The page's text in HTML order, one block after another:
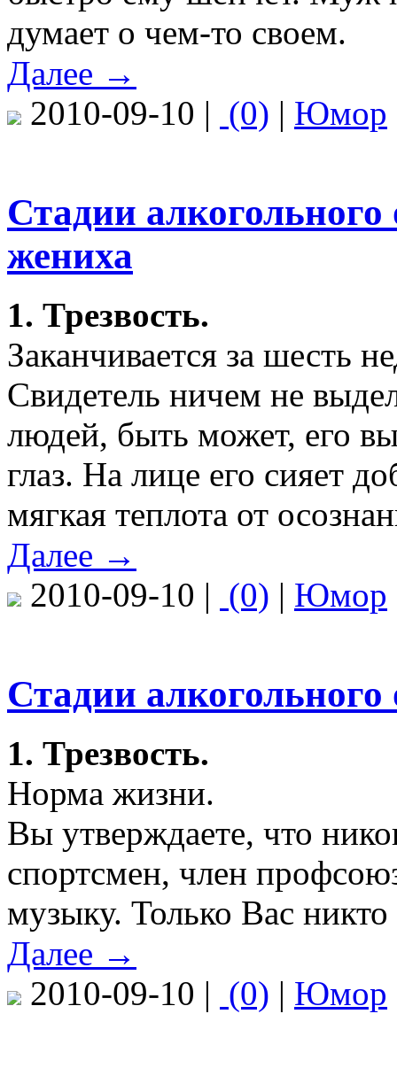
думает о чем-то своем.
Далее →
2010-09-10 | (0) | Юмор
Стадии
жениха
1. Трезвость.
Заканчивается за шесть
Свидетель ничем не
людей, быть может, его
глаз. На лице его сияет
мягкая теплота от
Далее →
2010-09-10 | (0) | Юмор
Стадии
1. Трезвость.
Норма жизни.
Вы утверждаете, что
спортсмен, член
музыку. Только Вас
Далее →
2010-09-10 | (0) | Юмор